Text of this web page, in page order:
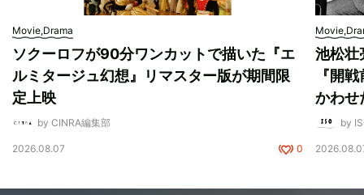
Movie,Drama
ソクーロフが90分ワンカットで描いた『エ
ルミタージュ幻想』リマスター版が期間限
定上映
by CINRA編集部
2026.08.07 0
池松壮
『開
かわせ
by